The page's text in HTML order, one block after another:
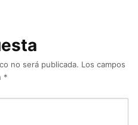
no será publicada. Los campos
*